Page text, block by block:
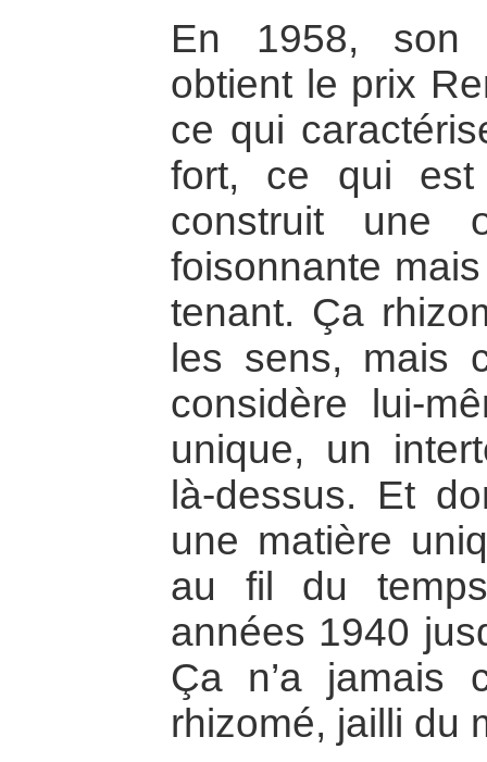
En 1958, son
obtient le prix
ce qui
fort, ce qui est
construit une
foisonnante
tenant. Ça
les sens, mais
considère lui-
unique, un
là-dessus. Et
une matière
au fil du
années 1940
Ça n’a jamais
rhizomé, jailli du